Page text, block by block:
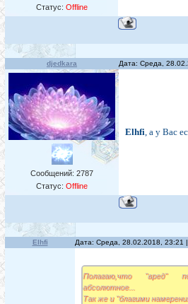
Статус: Offline
djedkara Дата: Среда,
Сообщений: 2787
Статус: Offline
Elhfi, а у Вас
Elhfi Дата: Среда, 28.02.2018, 23:21
Полагаю,что "вред"
абсолютное...
Так же и "благими